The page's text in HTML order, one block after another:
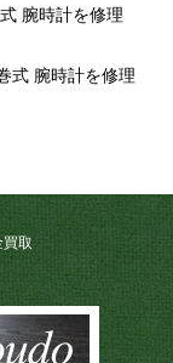
腕時計を修理
式 腕時計を修理
取